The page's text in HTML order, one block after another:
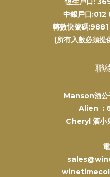
中銀戶口
轉數快號碼
(所有入數必須提
聯
Manson酒
Alien :
Cheryl 酒小